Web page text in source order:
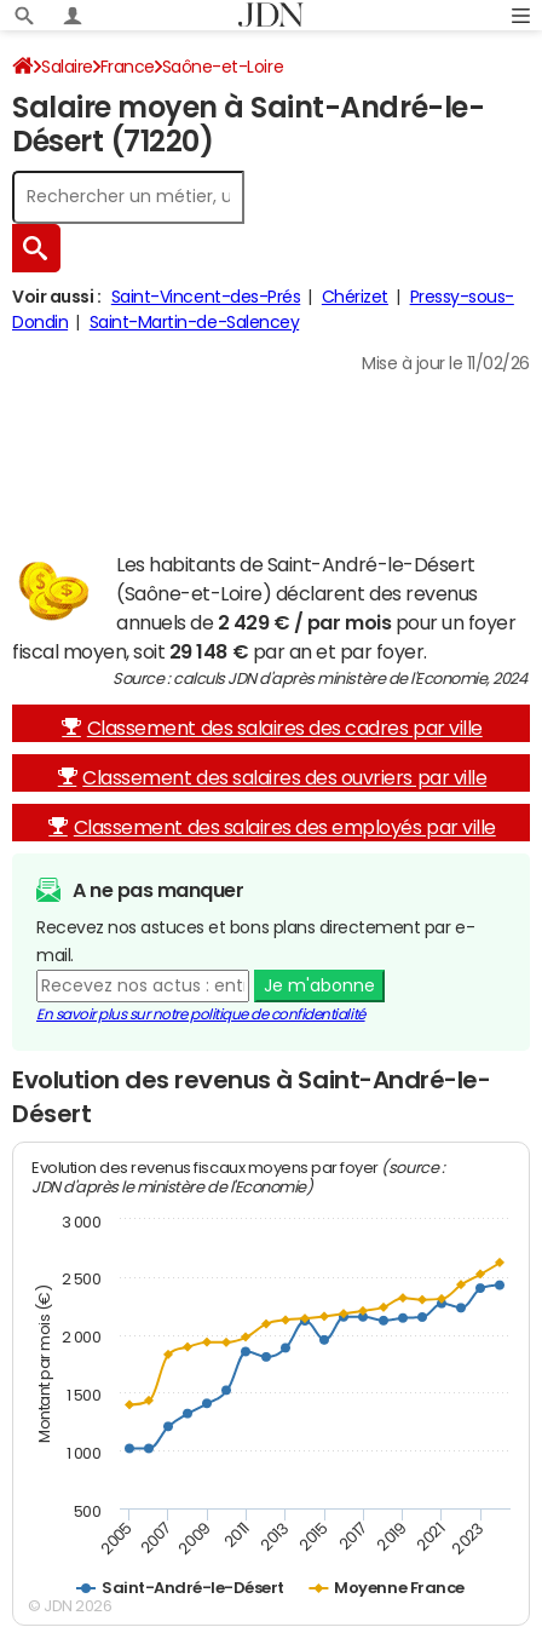
Salaire France Saône-et-Loire
Salaire moyen à Saint-André-le-
Désert (71220)
Voir aussi : Saint-Vincent-des-Prés Chérizet
Pressy-sous-
Dondin
Saint-Martin-de-Salencey
Mise à jour le 11/02/26
Les habitants de Saint-André-le-Désert
(Saône-et-Loire) déclarent des revenus
annuels de 2 429 € / par moispour un foyer
fiscal moyen, soit 29 148 € par an et par foyer.
Source : calculs JDN d'après ministère de l'Economie, 2024
Classement des salaires des cadres par ville
Classement des salaires des ouvriers par ville
Classement des salaires des employés par ville
A ne pas manquer
Recevez nos astuces et bons plans directement par e-
mail.
Je m'abonne
En savoir plus sur notre politique de confidentialité
Evolution des revenus à Saint-André-le-
Désert
Montant par mois (€)
Evolution des revenus fiscaux moyens par foyer (source :
JDN d'après le ministère de l'Economie)
Saint-André-le-Désert Moyenne France
2005 2007 2009 2011 2013 2015 2017 2019 2021 2023
500
1 000
1 500
2 000
2 500
3 000
© JDN 2026